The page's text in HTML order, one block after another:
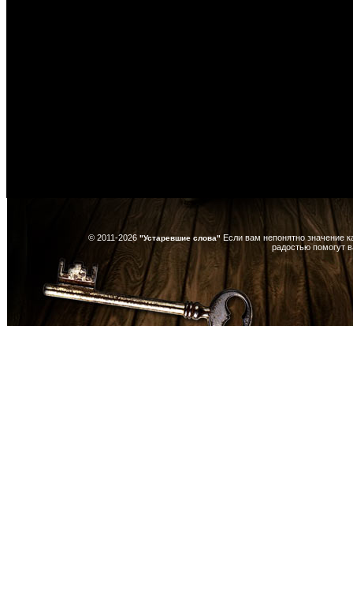
© 2011-2026 "Устаревшие слова" Если вам непонятно значение
радостью помогут